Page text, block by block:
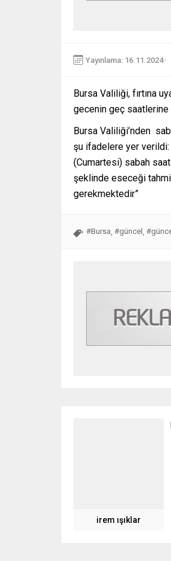
Yayınlama: 16.11.2024
Bursa Valiliği, fırtına
gecenin geç
Bursa Valiliği’nden
şu ifadelere yer verildi:
(Cumartesi) sabah
şeklinde eseceği
gerekmektedir”
#Bursa, #güncel ,
irem ışıklar